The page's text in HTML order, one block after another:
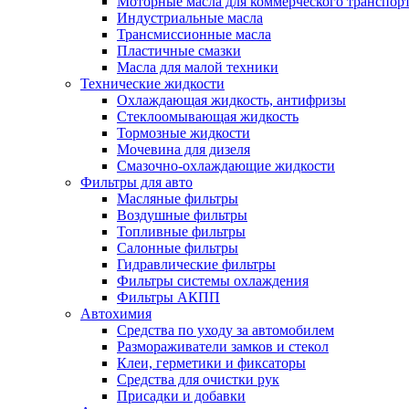
Индустриальные масла
Трансмиссионные масла
Пластичные смазки
Масла для малой техники
Технические жидкости
Охлаждающая жидкость, антифризы
Стеклоомывающая жидкость
Тормозные жидкости
Мочевина для дизеля
Смазочно-охлаждающие жидкости
Фильтры для авто
Масляные фильтры
Воздушные фильтры
Топливные фильтры
Салонные фильтры
Гидравлические фильтры
Фильтры системы охлаждения
Фильтры АКПП
Автохимия
Средства по уходу за автомобилем
Размораживатели замков и стекол
Клеи, герметики и фиксаторы
Средства для очистки рук
Присадки и добавки